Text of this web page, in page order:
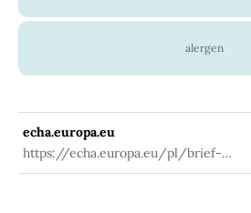
alergen
echa.europa.eu
https://echa.europa.eu/pl/brief-
profile/-/briefprofile/100.048.386